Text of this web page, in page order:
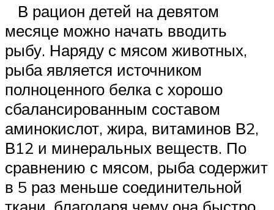
В рацион детей на девятом
месяце можно начать вводить
рыбу. Наряду с мясом животных,
рыба является источником
полноценного белка с хорошо
сбалансированным составом
аминокислот, жира, витаминов В2,
В12 и минеральных веществ. По
сравнению с мясом, рыба содержит
в 5 раз меньше соединительной